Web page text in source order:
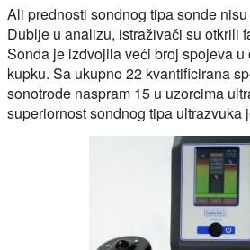
Ali prednosti sondnog tipa sonde
Dublje u analizu, istraživači su otkrili
Sonda je izdvojila veći broj spojeva u
kupku. Sa ukupno 22 kvantificirana
sonotrode naspram 15 u uzorcima
superiornost sondnog tipa ultrazvuka